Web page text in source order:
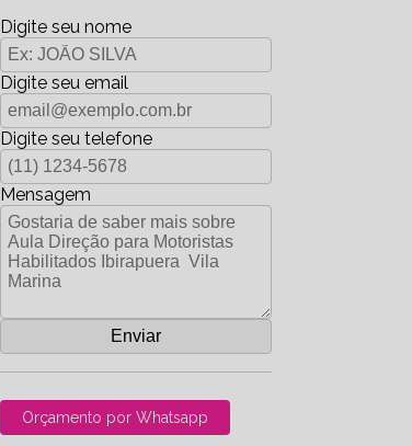
Digite seu nome
Digite seu email
Digite seu telefone
Mensagem
Orçamento por Whatsapp